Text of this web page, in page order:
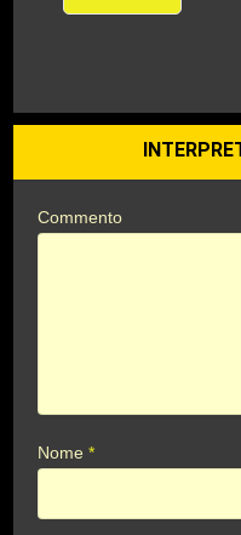
Commento
Nome*